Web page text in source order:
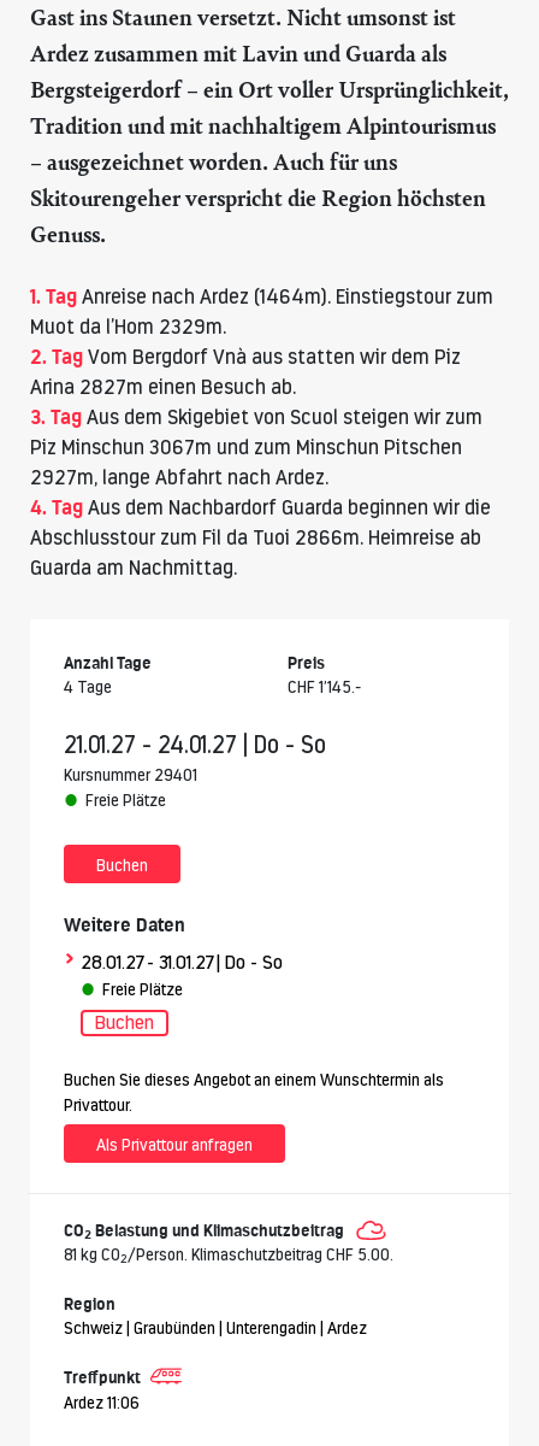
Gast ins Staunen versetzt. Nicht umsonst ist
Ardez zusammen mit Lavin und Guarda als
Bergsteigerdorf – ein Ort voller Ursprünglichkeit,
Tradition und mit nachhaltigem Alpintourismus
– ausgezeichnet worden. Auch für uns
Skitourengeher verspricht die Region höchsten
Genuss.
1. Tag Anreise nach Ardez (1464m). Einstiegstour zum
Muot da l’Hom 2329m.
2. Tag Vom Bergdorf Vnà aus statten wir dem Piz
Arina 2827m einen Besuch ab.
3. Tag Aus dem Skigebiet von Scuol steigen wir zum
Piz Minschun 3067m und zum Minschun Pitschen
2927m, lange Abfahrt nach Ardez.
4. Tag Aus dem Nachbardorf Guarda beginnen wir die
Abschlusstour zum Fil da Tuoi 2866m. Heimreise ab
Guarda am Nachmittag.
Anzahl Tage
4 Tage
Preis
CHF 1’145.-
21.01.27 - 24.01.27 | Do - So
Kursnummer 29401
Freie Plätze
Buchen
Weitere Daten
> 28.01.27- 31.01.27| Do - So
Freie Plätze
Buchen
Buchen Sie dieses Angebot an einem Wunschtermin als
Privattour.
Als Privattour anfragen
CO2 Belastung und Klimaschutzbeitrag
81 kg CO2/Person. Klimaschutzbeitrag CHF 5.00.
Region
Schweiz | Graubünden | Unterengadin | Ardez
Treffpunkt
Ardez 11:06